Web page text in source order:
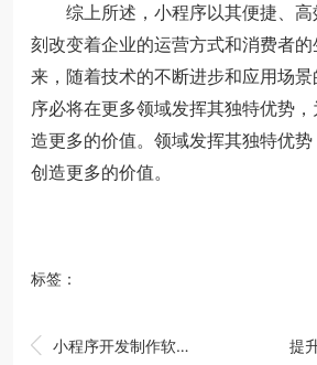
综上所述，小程序以其便捷、高
刻改变着企业的运营方式和消费者
来，随着技术的不断进步和应用场
序必将在更多领域发挥其独特优势
造更多的价值。领域发挥其独特优
创造更多的价值。
标签：
 小程序开发制作软件的基本概念 提升